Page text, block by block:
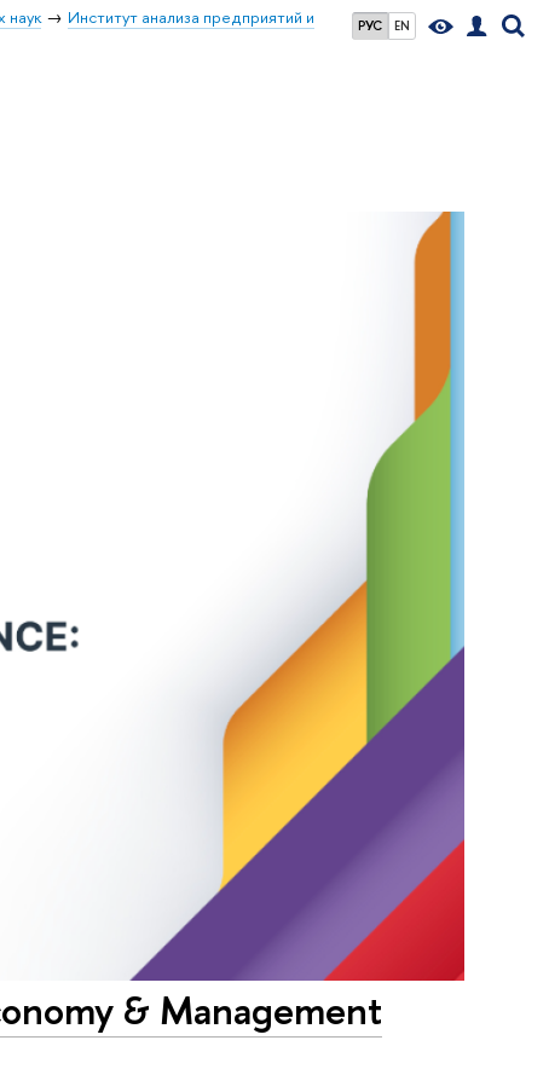
РУС EN
наук
Институт анализа предприятий и
& Management